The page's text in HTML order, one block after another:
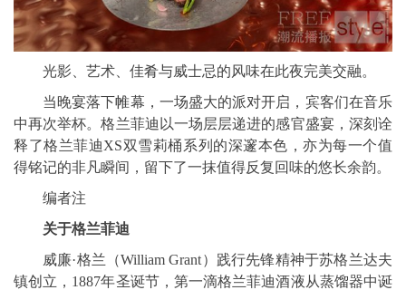
光影、艺术、佳肴与威士忌的风味在此夜完美交融。
当晚宴落下帷幕，一场盛大的派对开启，宾客们在音乐
中再次举杯。格兰菲迪以一场层层递进的感官盛宴，深刻诠
释了格兰菲迪XS双雪莉桶系列的深邃本色，亦为每一个值
得铭记的非凡瞬间，留下了一抹值得反复回味的悠长余韵。
编者注
关于格兰菲迪
威廉·格兰（William Grant）践行先锋精神于苏格兰达夫
镇创立，1887年圣诞节，第一滴格兰菲迪酒液从蒸馏器中诞